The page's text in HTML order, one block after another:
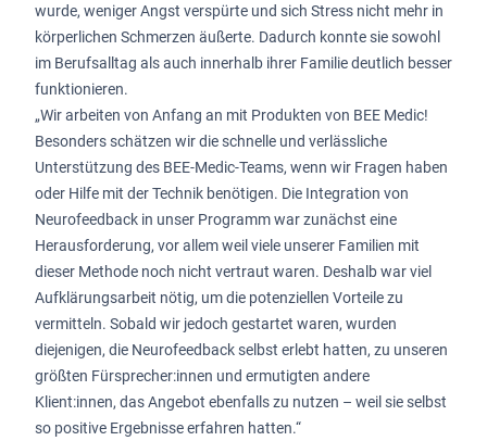
wurde, weniger Angst verspürte und sich Stress nicht mehr in
körperlichen Schmerzen äußerte. Dadurch konnte sie sowohl
im Berufsalltag als auch innerhalb ihrer Familie deutlich besser
funktionieren.
„Wir arbeiten von Anfang an mit Produkten von BEE Medic!
Besonders schätzen wir die schnelle und verlässliche
Unterstützung des BEE-Medic-Teams, wenn wir Fragen haben
oder Hilfe mit der Technik benötigen. Die Integration von
Neurofeedback in unser Programm war zunächst eine
Herausforderung, vor allem weil viele unserer Familien mit
dieser Methode noch nicht vertraut waren. Deshalb war viel
Aufklärungsarbeit nötig, um die potenziellen Vorteile zu
vermitteln. Sobald wir jedoch gestartet waren, wurden
diejenigen, die Neurofeedback selbst erlebt hatten, zu unseren
größten Fürsprecher:innen und ermutigten andere
Klient:innen, das Angebot ebenfalls zu nutzen – weil sie selbst
so positive Ergebnisse erfahren hatten.“